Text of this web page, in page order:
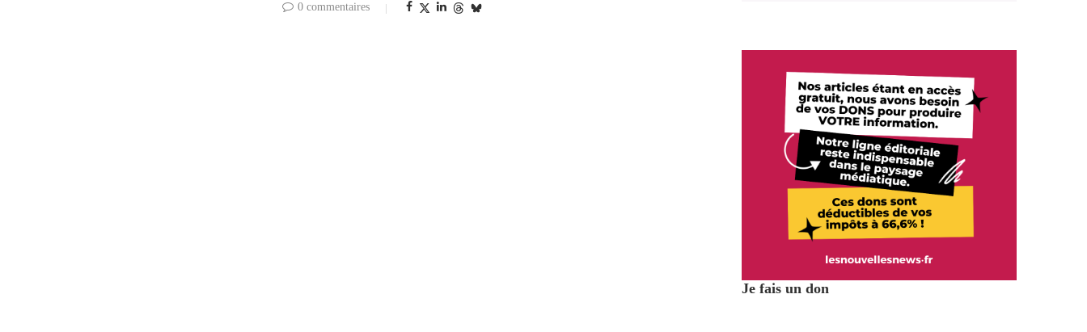
0 commentaires
Je fais un don